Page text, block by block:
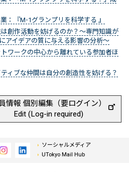
：『M-1グランプリを科学する 』
創作活動を妨げるのか？～専門知識が
アイデアの質に与える影響の分析～
ワークの中心から離れている参加者ほ
ィブな仲間は自分の創造性を妨げる？
情報 個別編集（要ログイン）
Edit (Log-in required)
ソーシャルメディア
UTokyo Mail Hub